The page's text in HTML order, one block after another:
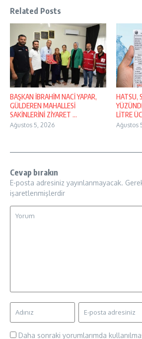
Related Posts
BAŞKAN İBRAHİM NACİ YAPAR,
GÜLDEREN MAHALLESİ
SAKİNLERİNİ ZİYARET ...
Ağustos 5, 2026
HATSU,
LİTRE
Ağustos
Cevap bırakın
E-posta adresiniz yayınlanmayacak.
işaretlenmişlerdir
Daha sonraki yorumlarımda